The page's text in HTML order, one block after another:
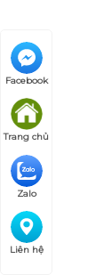
Facebook
Trang chủ
Zalo
Liên hệ